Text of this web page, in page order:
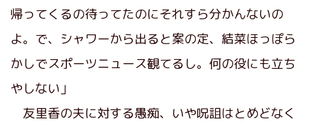
帰ってくるの待ってたのにそれすら分かんないの
よ。で、シャワーから出ると案の定、結菜ほっぽら
かしでスポーツニュース観てるし。何の役にも立ち
やしない」
友里香の夫に対する愚痴、いや呪詛はとめどなく